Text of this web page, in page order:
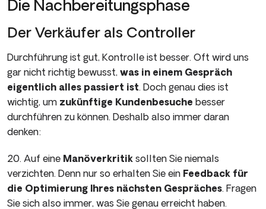
Die Nachbereitungsphase
Der Verkäufer als Controller
Durchführung ist gut, Kontrolle ist besser. Oft wird uns
gar nicht richtig bewusst, was in einem Gespräch
eigentlich alles passiert ist. Doch genau dies ist
wichtig, um zukünftige Kundenbesuche besser
durchführen zu können. Deshalb also immer daran
denken:
20. Auf eine Manöverkritik sollten Sie niemals
verzichten. Denn nur so erhalten Sie ein Feedback für
die Optimierung Ihres nächsten Gespräches. Fragen
Sie sich also immer, was Sie genau erreicht haben.